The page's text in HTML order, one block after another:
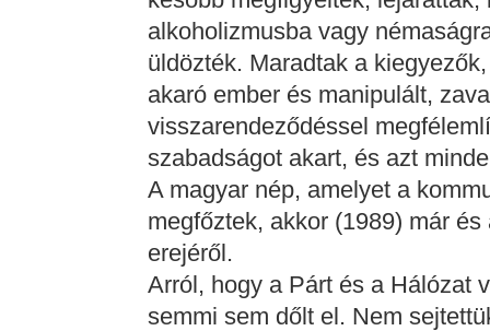
alkoholizmusba vagy
üldözték. Maradtak a
akaró ember és manipulált,
visszarendeződéssel
szabadságot akart, és azt
A magyar nép, amelyet a
megfőztek, akkor (1989) már
erejéről.
Arról, hogy a Párt és a Hálózat
semmi sem dőlt el. Nem